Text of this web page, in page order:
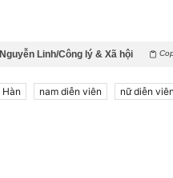
Linh/Công lý & Xã hội
Hàn nam diễn viên nữ diễn viên